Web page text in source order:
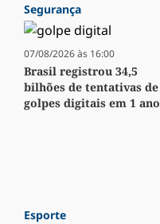
Segurança
07/08/2026 às 16:00
Brasil registrou 34,5
bilhões de tentativas de
golpes digitais em 1 ano
Esporte